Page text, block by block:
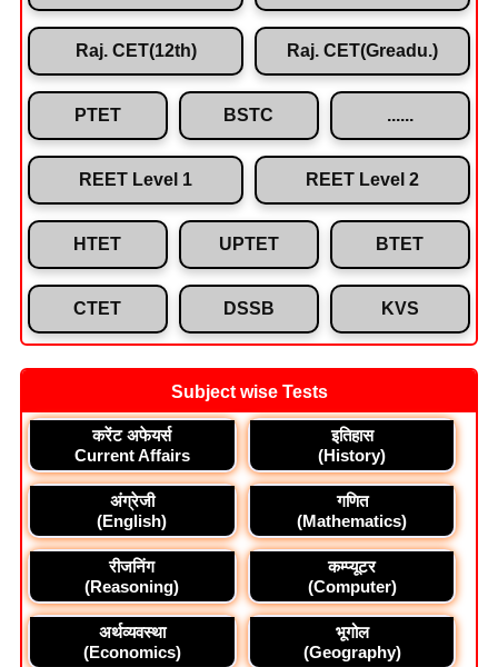
Raj. CET(12th) Raj. CET(Greadu.)
PTET BSTC
REET Level 1 REET Level 2
HTET UPTET BTET
CTET DSSB KVS
Subject wise Tests
करेंट अफेयर्स
Current Affairs
इतिहास
(History)
अंग्रेजी
(English)
गणित
(Mathematics)
रीजनिंग
(Reasoning)
कम्प्यूटर
(Computer)
अर्थव्यवस्था
(Economics)
भूगोल
(Geography)